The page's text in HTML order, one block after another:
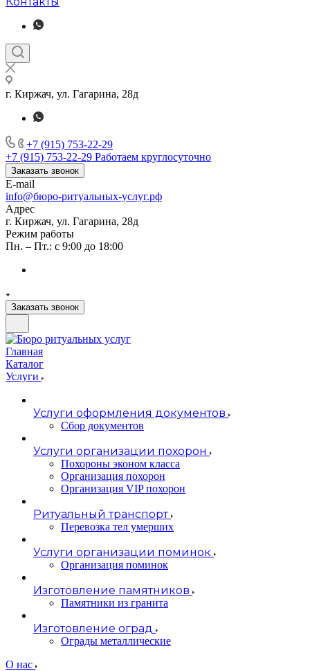
г. Киржач, ул. Гагарина, 28д
+7 (915) 753-22-29
+7 (915) 753-22-29 Работаем круглосуточно
Заказать звонок
E-mail
info@бюро-ритуальных-услуг.рф
Адрес
г. Киржач, ул. Гагарина, 28д
Режим работы
Пн. – Пт.: с 9:00 до 18:00
Заказать звонок
Главная
Каталог
Услуги
Услуги оформления документов
Сбор документов
Услуги организации похорон
Похороны эконом класса
Организация похорон
Организация VIP похорон
Ритуальный транспорт
Перевозка тел умерших
Услуги организации поминок
Организация поминок
Изготовление памятников
Памятники из гранита
Изготовление оград
Ограды металлические
О нас